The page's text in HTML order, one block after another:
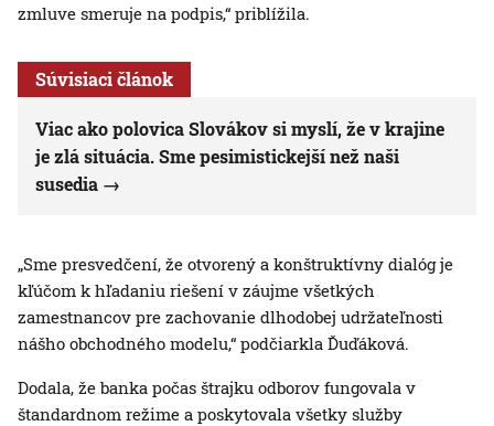
zmluve smeruje na podpis,“ priblížila.
Súvisiaci článok
Viac ako polovica Slovákov si myslí, že v krajine
je zlá situácia. Sme pesimistickejší než naši
susedia
„Sme presvedčení, že otvorený a konštruktívny dialóg je
kľúčom k hľadaniu riešení v záujme všetkých
zamestnancov pre zachovanie dlhodobej udržateľnosti
nášho obchodného modelu,“ podčiarkla Ďuďáková.
Dodala, že banka počas štrajku odborov fungovala v
štandardnom režime a poskytovala všetky služby